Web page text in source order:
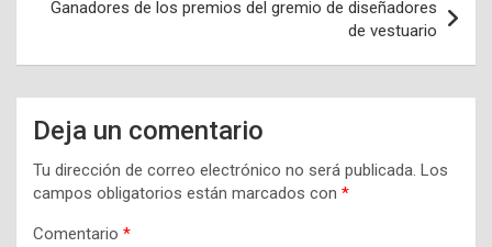
Ganadores de los premios del gremio de diseñadores
de vestuario
Deja un comentario
Tu dirección de correo electrónico no será publicada. Los
campos obligatorios están marcados con *
Comentario *